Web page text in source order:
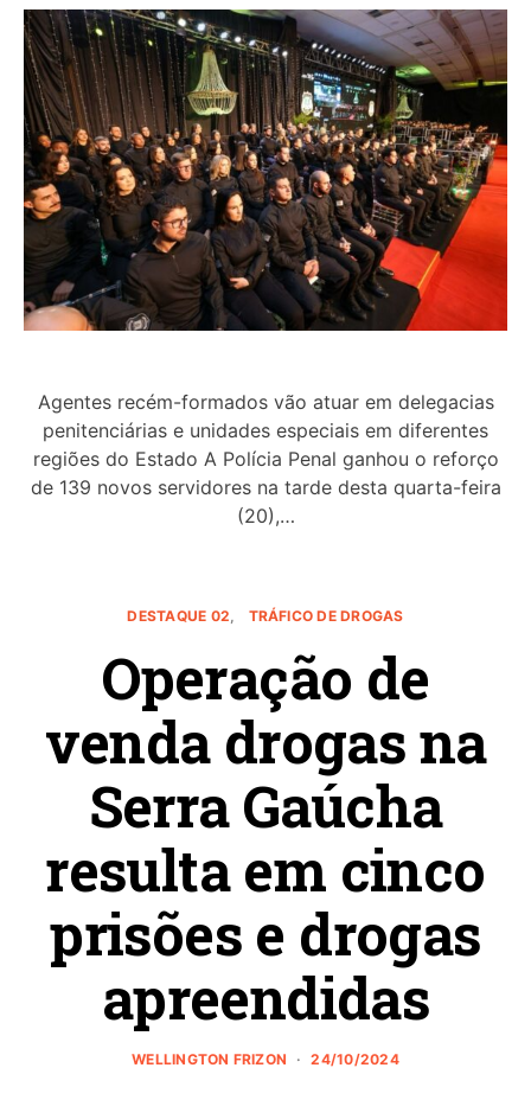
Agentes recém-formados vão atuar em delegacias
penitenciárias e unidades especiais em diferentes
regiões do Estado A Polícia Penal ganhou o reforço
de 139 novos servidores na tarde desta quarta-feira
(20),…
DESTAQUE 02 TRÁFICO DE DROGAS
Operação de
venda drogas na
Serra Gaúcha
resulta em cinco
prisões e drogas
apreendidas
WELLINGTON FRIZON 24/10/2024